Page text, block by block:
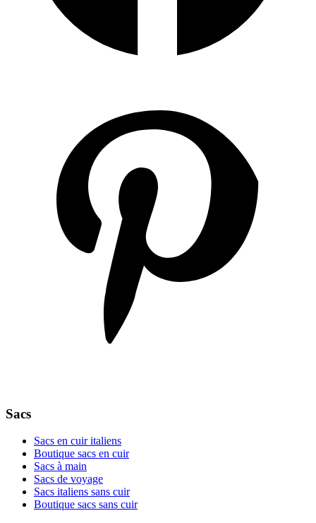
Sacs
Sacs en cuir italiens
Boutique sacs en cuir
Sacs à main
Sacs de voyage
Sacs italiens sans cuir
Boutique sacs sans cuir